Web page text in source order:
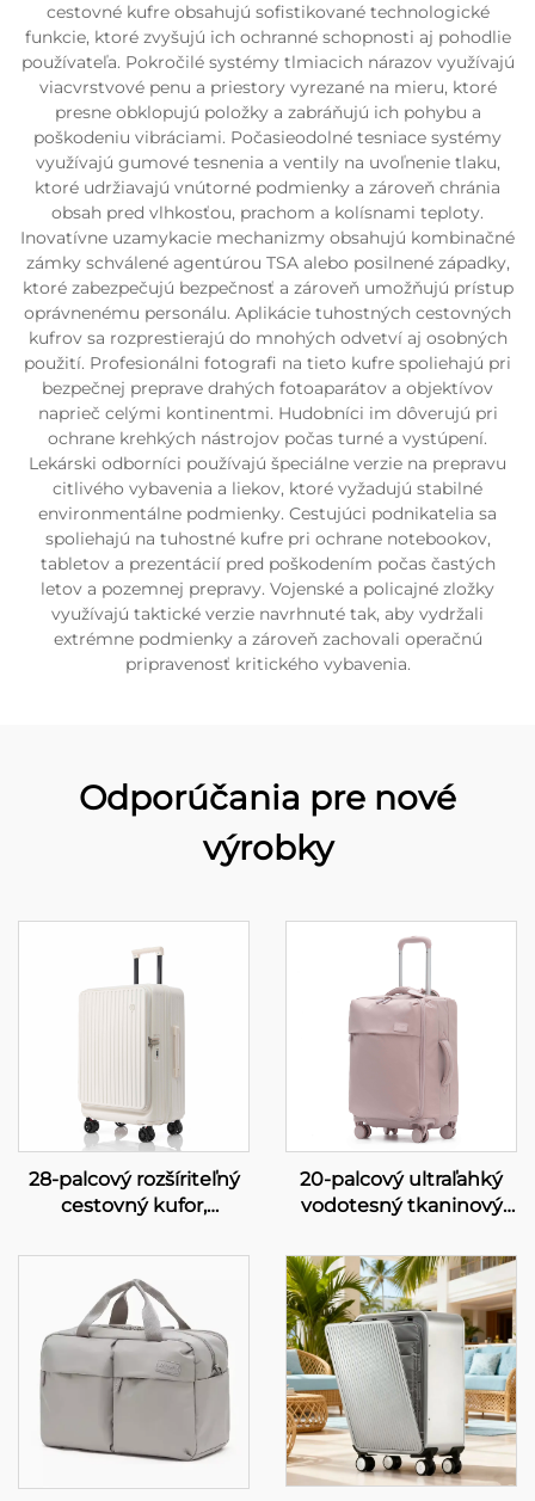
cestovné kufre obsahujú sofistikované technologické
funkcie, ktoré zvyšujú ich ochranné schopnosti aj pohodlie
používateľa. Pokročilé systémy tlmiacich nárazov využívajú
viacvrstvové penu a priestory vyrezané na mieru, ktoré
presne obklopujú položky a zabráňujú ich pohybu a
poškodeniu vibráciami. Počasieodolné tesniace systémy
využívajú gumové tesnenia a ventily na uvoľnenie tlaku,
ktoré udržiavajú vnútorné podmienky a zároveň chránia
obsah pred vlhkosťou, prachom a kolísnami teploty.
Inovatívne uzamykacie mechanizmy obsahujú kombinačné
zámky schválené agentúrou TSA alebo posilnené západky,
ktoré zabezpečujú bezpečnosť a zároveň umožňujú prístup
oprávnenému personálu. Aplikácie tuhostných cestovných
kufrov sa rozprestierajú do mnohých odvetví aj osobných
použití. Profesionálni fotografi na tieto kufre spoliehajú pri
bezpečnej preprave drahých fotoaparátov a objektívov
naprieč celými kontinentmi. Hudobníci im dôverujú pri
ochrane krehkých nástrojov počas turné a vystúpení.
Lekárski odborníci používajú špeciálne verzie na prepravu
citlivého vybavenia a liekov, ktoré vyžadujú stabilné
environmentálne podmienky. Cestujúci podnikatelia sa
spoliehajú na tuhostné kufre pri ochrane notebookov,
tabletov a prezentácií pred poškodením počas častých
letov a pozemnej prepravy. Vojenské a policajné zložky
využívajú taktické verzie navrhnuté tak, aby vydržali
extrémne podmienky a zároveň zachovali operačnú
pripravenosť kritického vybavenia.
Odporúčania pre nové
výrobky
28-palcový rozšíriteľný
cestovný kufor,
jedným predným
otváraním, držiakom na
pohár a 360° kolieskami
20-palcový ultraľahký
vodotesný tkaninový
24-miestnym
číselníkom, otočný
kufor s veľkou
kapacitou vhodný na
prepravu v kabíne
lietadla